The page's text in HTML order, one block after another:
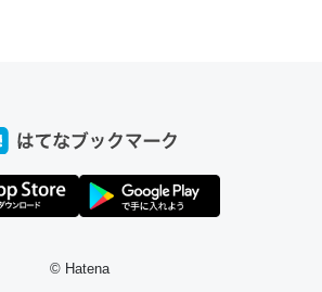
環境作ったけどAlexaしか使わないので
からないですよ。参考：
© Hatena